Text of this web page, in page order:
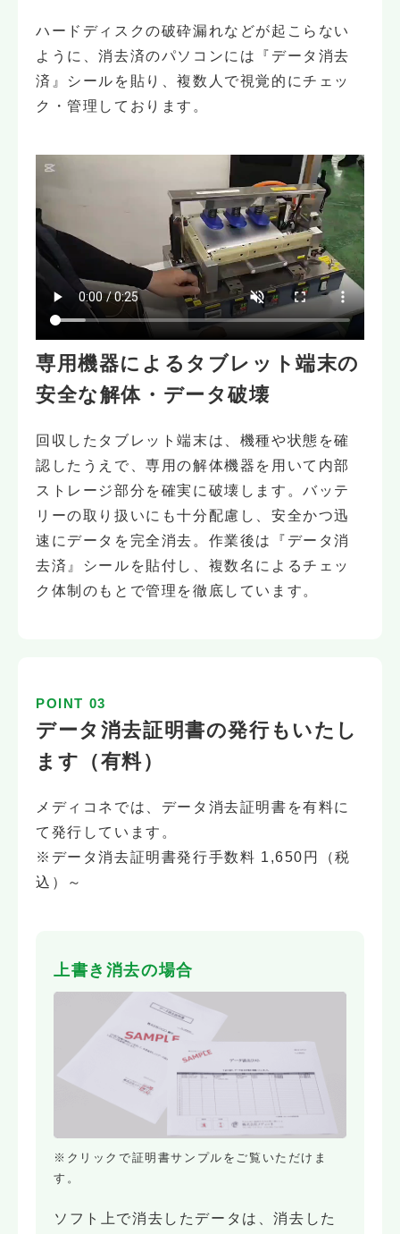
ハードディスクの破砕漏れなどが起こらない
ように、消去済のパソコンには『データ消去
済』シールを貼り、複数人で視覚的にチェッ
ク・管理しております。
専用機器によるタブレット端末の
安全な解体・データ破壊
回収したタブレット端末は、機種や状態を確
認したうえで、専用の解体機器を用いて内部
ストレージ部分を確実に破壊します。バッテ
リーの取り扱いにも十分配慮し、安全かつ迅
速にデータを完全消去。作業後は『データ消
去済』シールを貼付し、複数名によるチェッ
ク体制のもとで管理を徹底しています。
POINT 03
データ消去証明書の発行もいたし
ます（有料）
メディコネでは、データ消去証明書を有料に
て発行しています。
※データ消去証明書発行手数料 1,650円（税
込）～
上書き消去の場合
※クリックで証明書サンプルをご覧いただけま
す。
ソフト上で消去したデータは、消去した